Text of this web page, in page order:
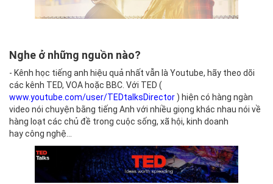
Nghe ở những nguồn nào?
- Kênh học tiếng anh hiệu quả nhất vẫn là Youtube, hãy theo dõi
các kênh TED, VOA hoặc BBC. Với TED (
www.youtube.com/user/TEDtalksDirector) hiện có hàng ngàn
video nói chuyện bằng tiếng Anh với nhiều giọng khác nhau nói về
hàng loạt các chủ đề trong cuộc sống, xã hội, kinh doanh
hay công nghệ...